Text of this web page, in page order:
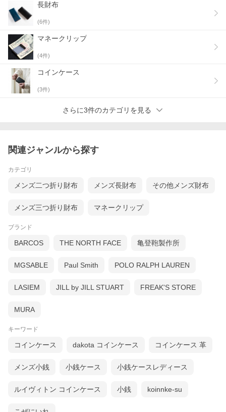
長財布
(6件)
マネークリップ
(4件)
コインケース
(3件)
さらに3件のカテゴリを見る
関連ジャンルから探す
カテゴリ
メンズ二つ折り財布 メンズ長財布 その他メンズ財布
メンズ三つ折り財布 マネークリップ
ブランド
BARCOS THE NORTH FACE 亀登鞄製作所
MGSABLE Paul Smith POLO RALPH LAUREN
LASIEM JILL by JILL STUART FREAK'S STORE
MURA
キーワード
コインケース dakota コインケース コインケース 革
メンズ小銭 小銭ケース 小銭ケースレディース
ルイヴィトン コインケース 小銭 koinnke-su